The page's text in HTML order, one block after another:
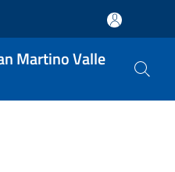
Martino Valle